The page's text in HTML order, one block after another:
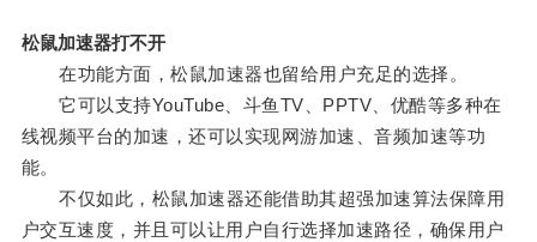
松鼠加速器打不开
在功能方面，松鼠加速器也留给用户充足的选择。
它可以支持YouTube、斗鱼TV、PPTV、优酷等多种在
线视频平台的加速，还可以实现网游加速、音频加速等功
能。
不仅如此，松鼠加速器还能借助其超强加速算法保障用
户交互速度，并且可以让用户自行选择加速路径，确保用户